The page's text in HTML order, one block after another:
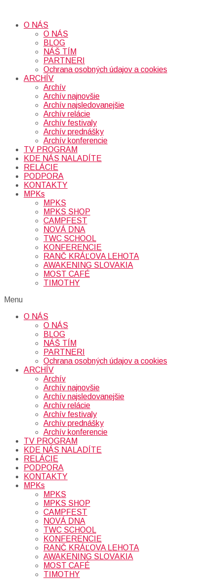
O NÁS
O NÁS
BLOG
NÁŠ TÍM
PARTNERI
Ochrana osobných údajov a cookies
ARCHÍV
Archív
Archív najnovšie
Archív najsledovanejšie
Archív relácie
Archív festivaly
Archív prednášky
Archív konferencie
TV PROGRAM
KDE NÁS NALADÍTE
RELÁCIE
PODPORA
KONTAKTY
MPKs
MPKS
MPKS SHOP
CAMPFEST
NOVÁ DNA
TWC SCHOOL
KONFERENCIE
RANČ KRÁĽOVA LEHOTA
AWAKENING SLOVAKIA
MOST CAFÉ
TIMOTHY
Menu
O NÁS
O NÁS
BLOG
NÁŠ TÍM
PARTNERI
Ochrana osobných údajov a cookies
ARCHÍV
Archív
Archív najnovšie
Archív najsledovanejšie
Archív relácie
Archív festivaly
Archív prednášky
Archív konferencie
TV PROGRAM
KDE NÁS NALADÍTE
RELÁCIE
PODPORA
KONTAKTY
MPKs
MPKS
MPKS SHOP
CAMPFEST
NOVÁ DNA
TWC SCHOOL
KONFERENCIE
RANČ KRÁĽOVA LEHOTA
AWAKENING SLOVAKIA
MOST CAFÉ
TIMOTHY